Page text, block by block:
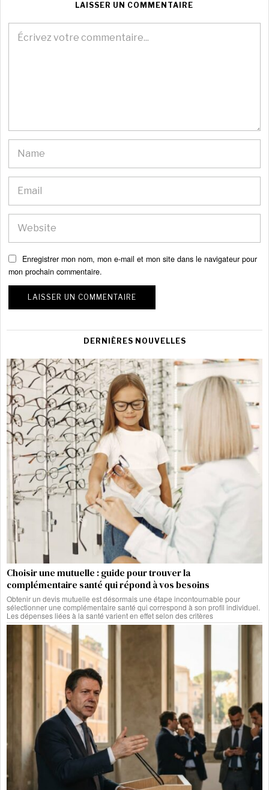
LAISSER UN COMMENTAIRE
Enregistrer mon nom, mon e-mail et mon site dans le navigateur pour
mon prochain commentaire.
DERNIÈRES NOUVELLES
Choisir une mutuelle : guide pour trouver la
complémentaire santé qui répond à vos besoins
Obtenir un devis mutuelle est désormais une étape incontournable pour
sélectionner une complémentaire santé qui correspond à son profil individuel.
Les dépenses liées à la santé varient en effet selon des critères